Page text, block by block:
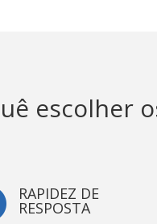
escolher
RAPIDEZ DE
RESPOSTA